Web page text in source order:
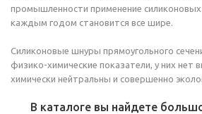
промышленности применение силиконовых
каждым годом становится все шире.
Силиконовые шнуры прямоугольного
физико-химические показатели, у них нет
химически нейтральны и совершенно
В каталоге вы найдете